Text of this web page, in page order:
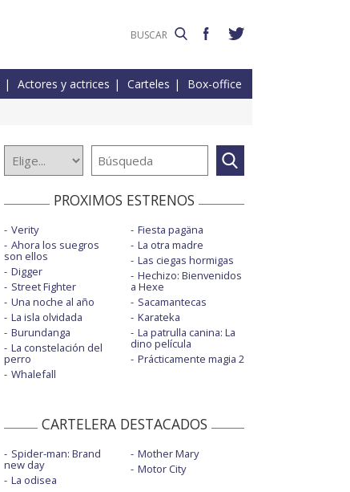
Actores y actrices Carteles Box-office
PROXIMOS ESTRENOS
Verity
Ahora los suegros
son ellos
Digger
Street Fighter
Una noche al año
La isla olvidada
Burundanga
La constelación del
perro
Whalefall
Fiesta pagäna
La otra madre
Las ciegas hormigas
Hechizo: Bienvenidos
a Hexe
Sacamantecas
Karateka
La patrulla canina: La
dino película
Prácticamente magia 2
CARTELERA DESTACADOS
Spider-man: Brand
new day
La odisea
Mother Mary
Motor City